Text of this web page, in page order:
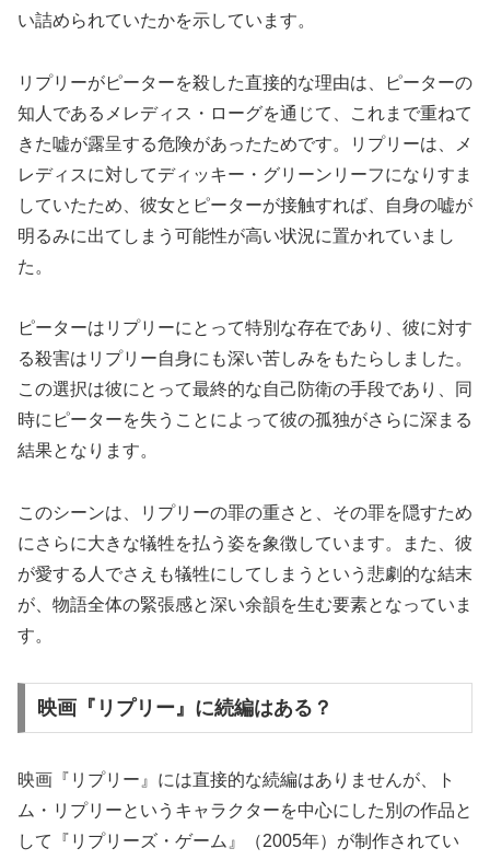
い詰められていたかを示しています。
リプリーがピーターを殺した直接的な理由は、ピーターの
知人であるメレディス・ローグを通じて、これまで重ねて
きた嘘が露呈する危険があったためです。リプリーは、メ
レディスに対してディッキー・グリーンリーフになりすま
していたため、彼女とピーターが接触すれば、自身の嘘が
明るみに出てしまう可能性が高い状況に置かれていまし
た。
ピーターはリプリーにとって特別な存在であり、彼に対す
る殺害はリプリー自身にも深い苦しみをもたらしました。
この選択は彼にとって最終的な自己防衛の手段であり、同
時にピーターを失うことによって彼の孤独がさらに深まる
結果となります。
このシーンは、リプリーの罪の重さと、その罪を隠すため
にさらに大きな犠牲を払う姿を象徴しています。また、彼
が愛する人でさえも犠牲にしてしまうという悲劇的な結末
が、物語全体の緊張感と深い余韻を生む要素となっていま
す。
映画『リプリー』に続編はある？
映画『リプリー』には直接的な続編はありませんが、ト
ム・リプリーというキャラクターを中心にした別の作品と
して『リプリーズ・ゲーム』（2005年）が制作されてい